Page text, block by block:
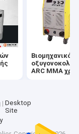
Βιομηχανικός
ARC MMA
Desktop
Site